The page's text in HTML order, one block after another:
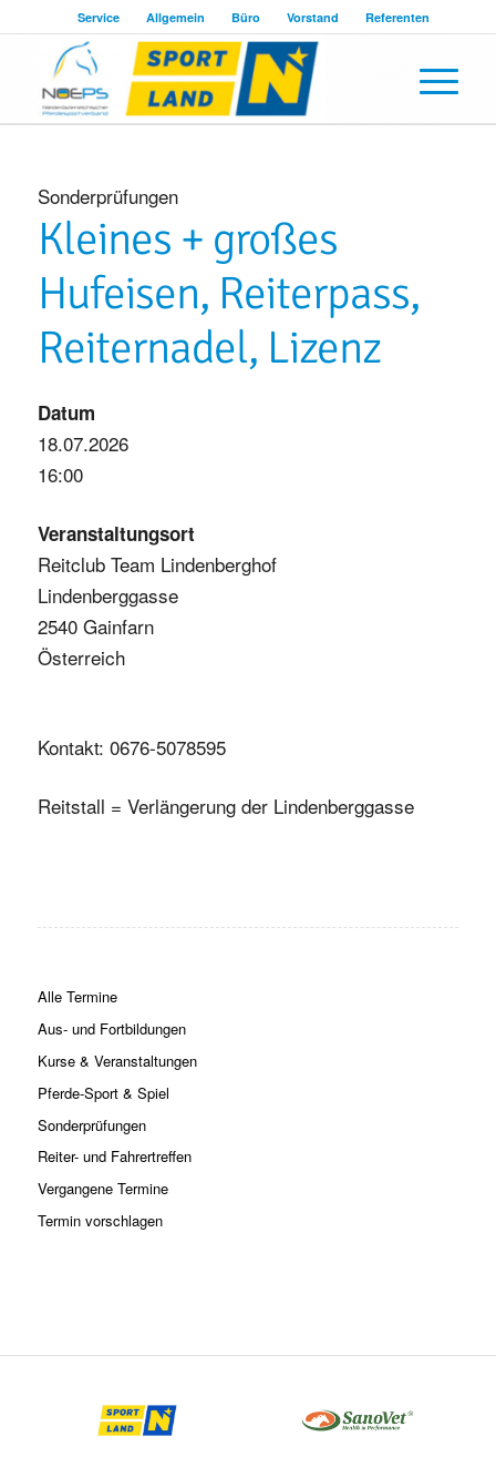
Service Allgemein Büro Vorstand Referenten
Sonderprüfungen
Kleines + großes
Hufeisen, Reiterpass,
Reiternadel, Lizenz
Datum
18.07.2026
16:00
Veranstaltungsort
Reitclub Team Lindenberghof
Lindenberggasse
2540 Gainfarn
Österreich
Kontakt: 0676-5078595
Reitstall = Verlängerung der Lindenberggasse
Alle Termine
Aus- und Fortbildungen
Kurse & Veranstaltungen
Pferde-Sport & Spiel
Sonderprüfungen
Reiter- und Fahrertreffen
Vergangene Termine
Termin vorschlagen